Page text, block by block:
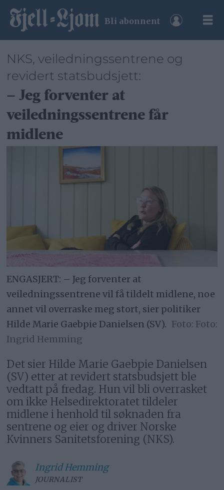
Bli abonnent
NKS, veiledningssentrene og
revidert statsbudsjett:
– Jeg forventer at
veiledningssentrene får
midlene
ENGASJERT: – Jeg forventer at
veiledningssentrene vil få tildelt midlene, noe
annet vil overraske meg stort, sier politiker
Hilde Marie Gaebpie Danielsen (SV).
Foto:
Ingrid Hemming
Det sier Hilde Marie Gaebpie Danielsen
(SV) etter at revidert statsbudsjett ble
vedtatt på fredag. Hun vil bli overrasket
om ikke Helsedirektoratet tildeler
midlene i henhold til søknaden fra
sentrene og eier og driver Norske
Kvinners Sanitetsforening (NKS).
Ingrid Hemming
JOURNALIST